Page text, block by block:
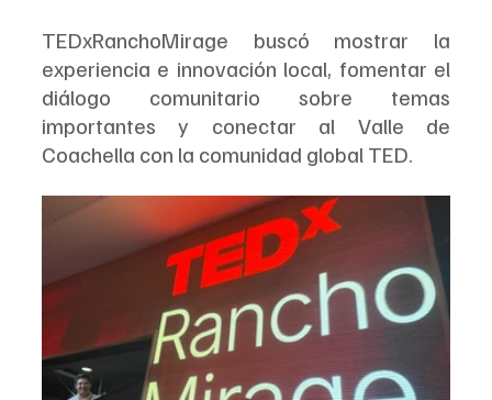
TEDxRanchoMirage buscó mostrar la
experiencia e innovación local, fomentar el
diálogo comunitario sobre temas
importantes y conectar al Valle de
Coachella con la comunidad global TED.